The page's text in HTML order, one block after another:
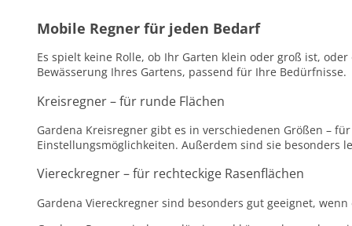
Mobile Regner für jeden Bedarf
Es spielt keine Rolle, ob Ihr Garten klein oder groß ist,
Bewässerung Ihres Gartens, passend für Ihre Bedürfnisse.
Kreisregner – für runde Flächen
Gardena Kreisregner gibt es in verschiedenen Größen –
Einstellungsmöglichkeiten. Außerdem sind sie besonders
Viereckregner – für rechteckige Rasenflächen
Gardena Viereckregner sind besonders gut geeignet,